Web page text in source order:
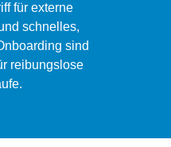
für externe
schnelles,
sind
reibungslose